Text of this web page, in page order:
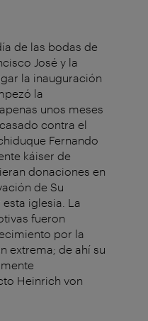
de las bodas de
José y la
la inauguración
la
unos meses
contra el
Fernando
káiser de
donaciones en
de Su
iglesia. La
fueron
por la
extrema; de ahí su
Heinrich von